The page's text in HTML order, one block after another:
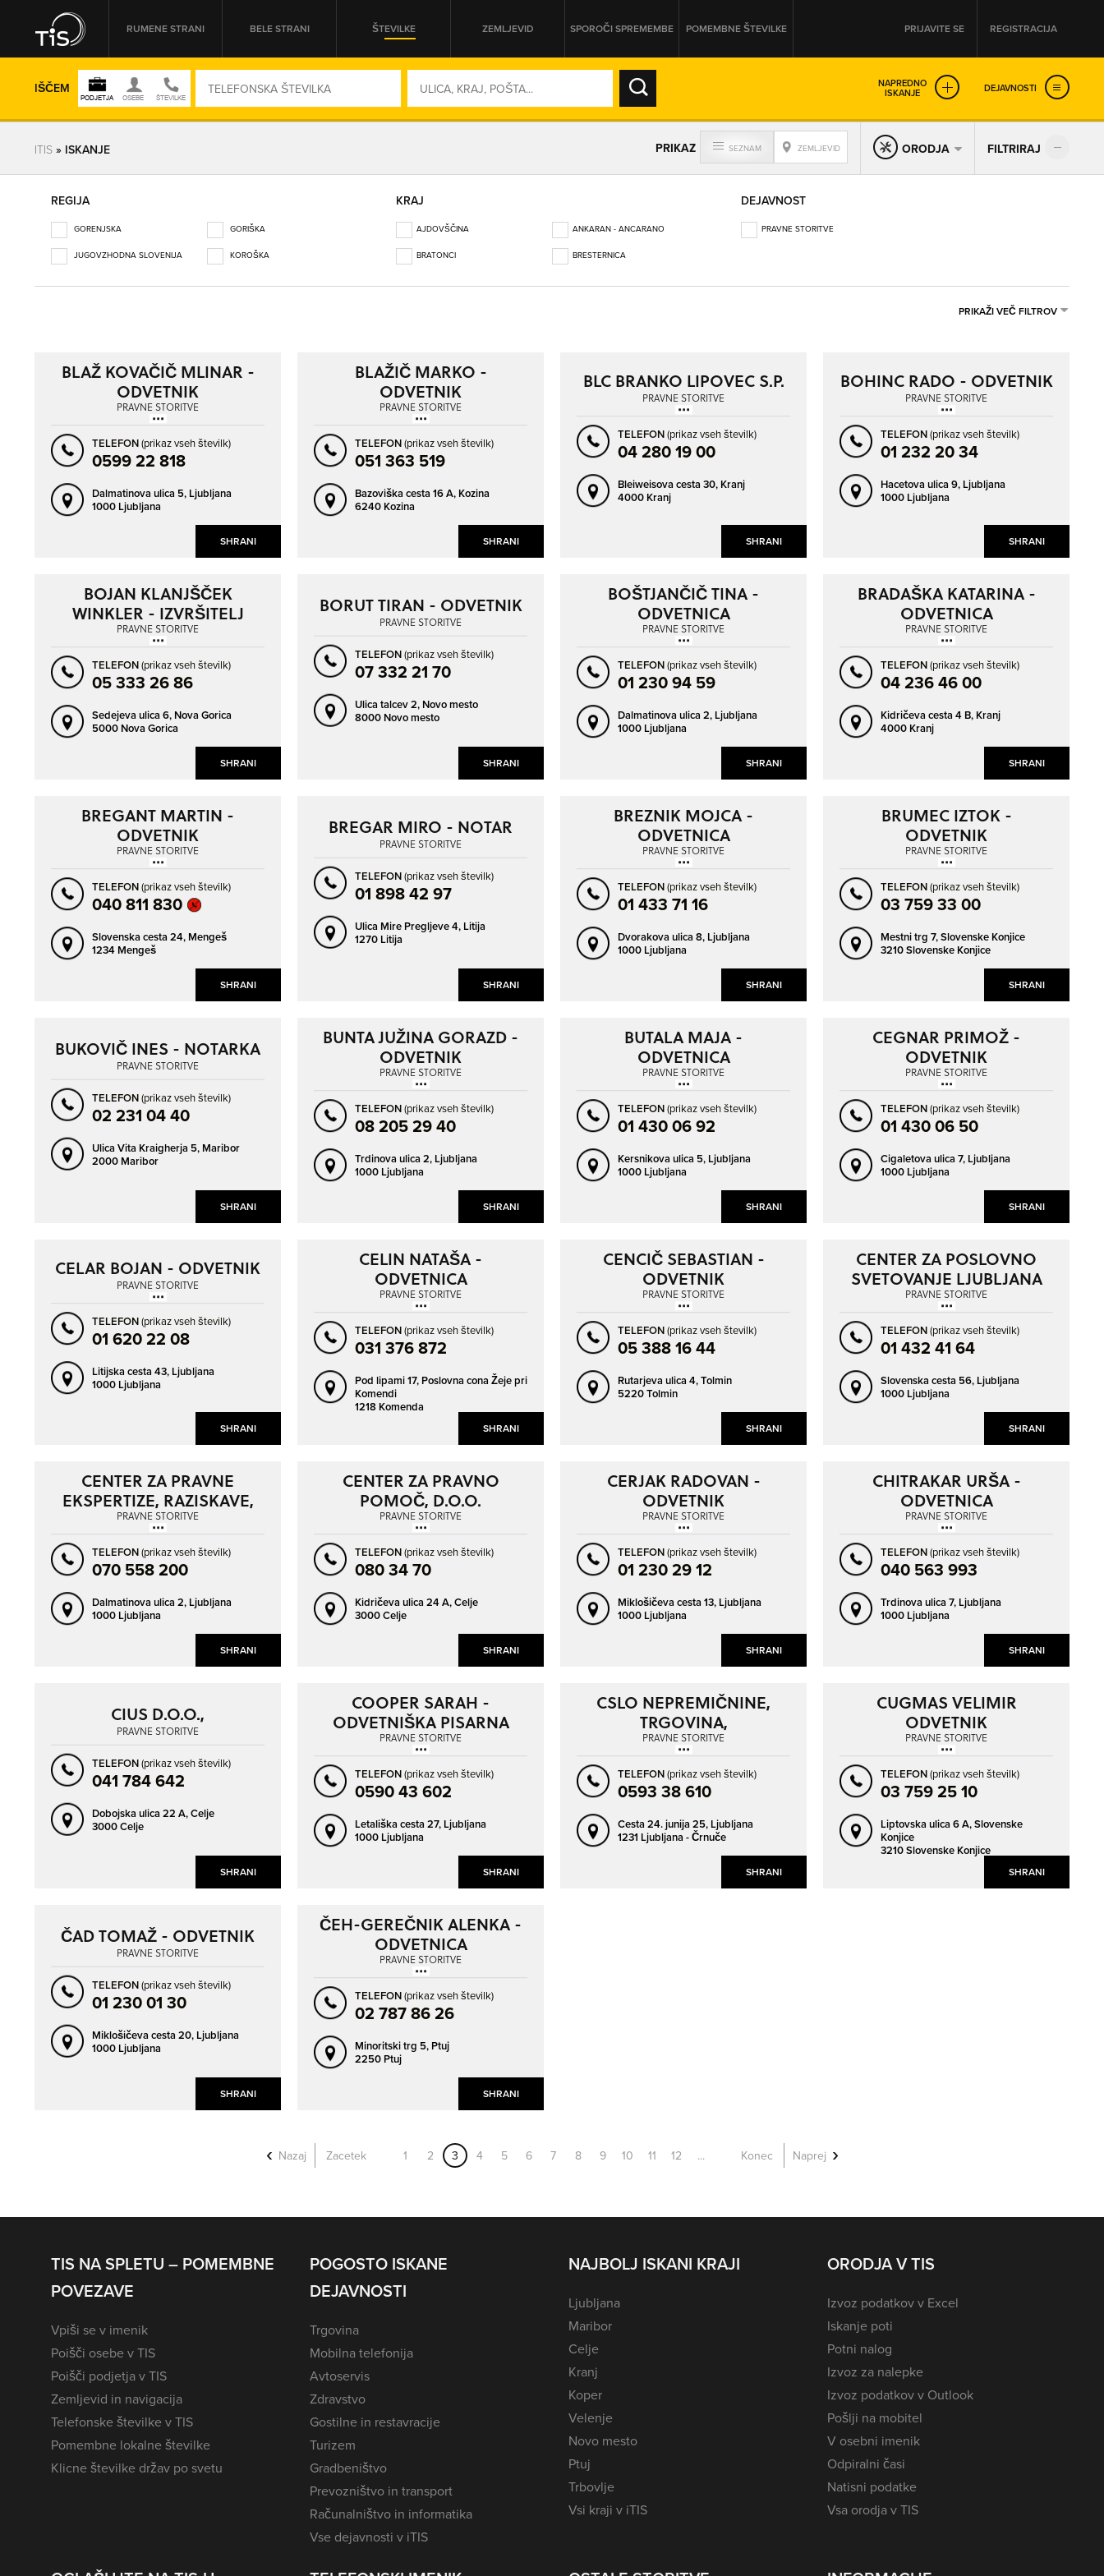
RUMENE STRANI BELE STRANI ŠTEVILKE ZEMLJEVID SPOROČI SPREMEMBE POMEMBNE ŠTEVILKE PRIJAVITE SE REGISTRACIJA
IŠČEM NAPREDNO
ISKANJE DEJAVNOSTI
OMREŽNA ŠT.
OD
URA
ITIS » ISKANJE FILTRIRAJ
ORODJA
PRIKAZ SEZNAM ZEMLJEVID
REGIJA
GORENJSKA GORIŠKA
JUGOVZHODNA SLOVENIJA KOROŠKA
NAPREJ NAZAJ
KRAJ
AJDOVŠČINA ANKARAN - ANCARANO
BRATONCI BRESTERNICA
FRAM GORNJA RADGONA
GOTOVLJE
GROSUPLJE GRUČA
IDRIJA
ILIRSKA BISTRICA IVANČNA GORICA
KOPER - CAPODISTRIA
KRANJ
KRŠKO
LAVRICA LENART V SLOVENSKIH GORICAH
LENDAVA - LENDVA
LJUBLJANA
LUCIJA - LUCIA
MISLINJA
NOVA GORICA NOVO MESTO
PIRAN - PIRANO
PODJETNIŠKO NASELJE KOČEVJE
RADLJE OB DRAVI
RAKEK RAVNE NA KOROŠKEM
ROŠPOH - DEL ROŽNA DOLINA
SEVNICA
SEŽANA SLOVENJ GRADEC
SLOVENSKA BISTRICA
SPODNJE JARŠE SPODNJE NEGONJE
SREDIŠČE OB DRAVI
ŠENČUR
ŠKOFJA LOKA ŠMARJE PRI JELŠAH
TOLMIN TRBOVLJE
TREBNJE
VRHNIKA ZAGORJE OB SAVI
ZREČE
NAPREJ NAZAJ
DEJAVNOST
PRAVNE STORITVE
PRIKAŽI VEČ FILTROV
SHRANI
BLAŽ KOVAČIČ MLINAR -
ODVETNIK
KOVAČIČ MLINAR BLAŽ -
ODVETNIK
PRAVNE STORITVE
TELEFON(prikaz vseh številk)
0599 22 818
Dalmatinova ulica 5, Ljubljana
1000 Ljubljana
SHRANI
BLAŽIČ MARKO -
ODVETNIK
PRAVNE STORITVE
TELEFON(prikaz vseh številk)
051 363 519
Bazoviška cesta 16 A, Kozina
6240 Kozina
SHRANI
BLC BRANKO LIPOVEC S.P.
PRAVNE STORITVE
TELEFON(prikaz vseh številk)
04 280 19 00
Bleiweisova cesta 30, Kranj
4000 Kranj
SHRANI
BOHINC RADO - ODVETNIK
PRAVNE STORITVE
TELEFON(prikaz vseh številk)
01 232 20 34
Hacetova ulica 9, Ljubljana
1000 Ljubljana
SHRANI
BOJAN KLANJŠČEK
WINKLER - IZVRŠITELJ
PRAVNE STORITVE
TELEFON(prikaz vseh številk)
05 333 26 86
Sedejeva ulica 6, Nova Gorica
5000 Nova Gorica
SHRANI
BORUT TIRAN - ODVETNIK
PRAVNE STORITVE
TELEFON(prikaz vseh številk)
07 332 21 70
Ulica talcev 2, Novo mesto
8000 Novo mesto
SHRANI
BOŠTJANČIČ TINA -
ODVETNICA
PRAVNE STORITVE
TELEFON(prikaz vseh številk)
01 230 94 59
Dalmatinova ulica 2, Ljubljana
1000 Ljubljana
SHRANI
BRADAŠKA KATARINA -
ODVETNICA
PRAVNE STORITVE
TELEFON(prikaz vseh številk)
04 236 46 00
Kidričeva cesta 4 B, Kranj
4000 Kranj
SHRANI
BREGANT MARTIN -
ODVETNIK
PRAVNE STORITVE
TELEFON(prikaz vseh številk)
040 811 830
Slovenska cesta 24, Mengeš
1234 Mengeš
SHRANI
BREGAR MIRO - NOTAR
PRAVNE STORITVE
TELEFON(prikaz vseh številk)
01 898 42 97
Ulica Mire Pregljeve 4, Litija
1270 Litija
SHRANI
BREZNIK MOJCA -
ODVETNICA
PRAVNE STORITVE
TELEFON(prikaz vseh številk)
01 433 71 16
Dvorakova ulica 8, Ljubljana
1000 Ljubljana
SHRANI
BRUMEC IZTOK -
ODVETNIK
PRAVNE STORITVE
TELEFON(prikaz vseh številk)
03 759 33 00
Mestni trg 7,Slovenske Konjice
3210 Slovenske Konjice
SHRANI
BUKOVIČ INES - NOTARKA
PRAVNE STORITVE
TELEFON(prikaz vseh številk)
02 231 04 40
Ulica Vita Kraigherja 5, Maribor
2000 Maribor
SHRANI
BUNTA JUŽINA GORAZD -
ODVETNIK
PRAVNE STORITVE
TELEFON(prikaz vseh številk)
08 205 29 40
Trdinova ulica 2, Ljubljana
1000 Ljubljana
SHRANI
BUTALA MAJA -
ODVETNICA
PRAVNE STORITVE
TELEFON(prikaz vseh številk)
01 430 06 92
Kersnikova ulica 5, Ljubljana
1000 Ljubljana
SHRANI
CEGNAR PRIMOŽ -
ODVETNIK
PRAVNE STORITVE
TELEFON(prikaz vseh številk)
01 430 06 50
Cigaletova ulica 7, Ljubljana
1000 Ljubljana
SHRANI
CELAR BOJAN - ODVETNIK
PRAVNE STORITVE
TELEFON(prikaz vseh številk)
01 620 22 08
Litijska cesta 43, Ljubljana
1000 Ljubljana
SHRANI
CELIN NATAŠA -
ODVETNICA
PRAVNE STORITVE
TELEFON(prikaz vseh številk)
031 376 872
Pod lipami 17, Poslovna cona Žeje pri
Komendi
1218 Komenda
SHRANI
CENCIČ SEBASTIAN -
ODVETNIK
PRAVNE STORITVE
TELEFON(prikaz vseh številk)
05 388 16 44
Rutarjeva ulica 4,Tolmin
5220 Tolmin
SHRANI
CENTER ZA POSLOVNO
SVETOVANJE LJUBLJANA
D.O.O.
PRAVNE STORITVE
TELEFON(prikaz vseh številk)
01 432 41 64
Slovenska cesta 56, Ljubljana
1000 Ljubljana
SHRANI
CENTER ZA PRAVNE
EKSPERTIZE, RAZISKAVE,
SVETOVANJE IN DRUGE
POSLOVNE DEJAVNOSTI,
D.O.O.
PRAVNE STORITVE
TELEFON(prikaz vseh številk)
070 558 200
Dalmatinova ulica 2, Ljubljana
1000 Ljubljana
SHRANI
CENTER ZA PRAVNO
POMOČ, D.O.O.
PRAVNE STORITVE
TELEFON(prikaz vseh številk)
080 34 70
Kidričeva ulica 24 A,Celje
3000 Celje
SHRANI
CERJAK RADOVAN -
ODVETNIK
PRAVNE STORITVE
TELEFON(prikaz vseh številk)
01 230 29 12
Miklošičeva cesta 13, Ljubljana
1000 Ljubljana
SHRANI
CHITRAKAR URŠA -
ODVETNICA
PRAVNE STORITVE
TELEFON(prikaz vseh številk)
040 563 993
Trdinova ulica 7, Ljubljana
1000 Ljubljana
SHRANI
CIUS D.O.O.,
PRAVNE STORITVE
TELEFON(prikaz vseh številk)
041 784 642
Dobojska ulica 22 A,Celje
3000 Celje
SHRANI
COOPER SARAH -
ODVETNIŠKA PISARNA
PRAVNE STORITVE
TELEFON(prikaz vseh številk)
0590 43 602
Letališka cesta 27, Ljubljana
1000 Ljubljana
SHRANI
CSLO NEPREMIČNINE,
TRGOVINA,
POSREDNIŠTVO IN
POSLOVANJE Z
NEPREMIČNINAMI, D.O.O.
PRAVNE STORITVE
TELEFON(prikaz vseh številk)
0593 38 610
Cesta 24. junija 25, Ljubljana
1231 Ljubljana - Črnuče
SHRANI
CUGMAS VELIMIR
ODVETNIK
PRAVNE STORITVE
TELEFON(prikaz vseh številk)
03 759 25 10
Liptovska ulica 6 A,Slovenske
Konjice
3210 Slovenske Konjice
SHRANI
ČAD TOMAŽ - ODVETNIK
PRAVNE STORITVE
TELEFON(prikaz vseh številk)
01 230 01 30
Miklošičeva cesta 20, Ljubljana
1000 Ljubljana
SHRANI
ČEH-GEREČNIK ALENKA -
ODVETNICA
PRAVNE STORITVE
TELEFON(prikaz vseh številk)
02 787 86 26
Minoritski trg 5, Ptuj
2250 Ptuj
Nazaj Zacetek 1 2 3 4 5 6 7 8 9 10 11 12 ... Konec Naprej
TIS NA SPLETU – POMEMBNE
POVEZAVE
Vpiši se v imenik
Poišči osebe v TIS
Poišči podjetja v TIS
Zemljevid in navigacija
Telefonske številke v TIS
Pomembne lokalne številke
Klicne številke držav po svetu
POGOSTO ISKANE
DEJAVNOSTI
Trgovina
Mobilna telefonija
Avtoservis
Zdravstvo
Gostilne in restavracije
Turizem
Gradbeništvo
Prevozništvo in transport
Računalništvo in informatika
Vse dejavnosti v iTIS
NAJBOLJ ISKANI KRAJI
Ljubljana
Maribor
Celje
Kranj
Koper
Velenje
Novo mesto
Ptuj
Trbovlje
Vsi kraji v iTIS
ORODJA V TIS
Izvoz podatkov v Excel
Iskanje poti
Potni nalog
Izvoz za nalepke
Izvoz podatkov v Outlook
Pošlji na mobitel
V osebni imenik
Odpiralni časi
Natisni podatke
Vsa orodja v TIS